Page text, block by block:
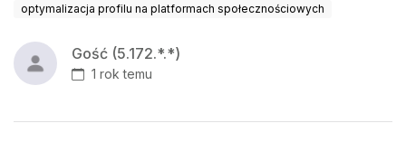
optymalizacja profilu na platformach społecznościowych
Gość (5.172.*.*)
1 rok temu